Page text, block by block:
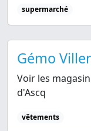
supermarché
Gémo
Voir les
d'Ascq
vêtements